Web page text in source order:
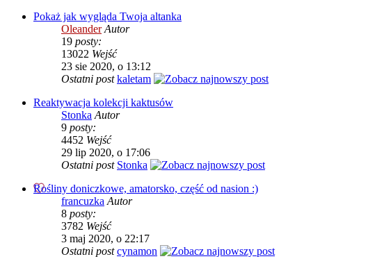
Pokaż jak wygląda Twoja altanka
Oleander Autor
19 posty:
13022 Wejść
23 sie 2020, o 13:12
Ostatni postkaletam
Reaktywacja kolekcji kaktusów
Stonka Autor
9 posty:
4452 Wejść
29 lip 2020, o 17:06
Ostatni post Stonka
Rośliny doniczkowe, amatorsko, część od nasion :)
francuzka Autor
8 posty:
3782 Wejść
3 maj 2020, o 22:17
Ostatni postcynamon